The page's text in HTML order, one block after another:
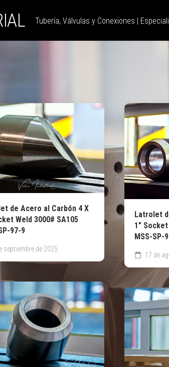
Tubería, Válvulas y Conexiones |
de Acero al Carbón 4 X
Weld 3000# SA105
97-9
septiembre de 2025
Latrolet
1″
MSS-SP-
17 de